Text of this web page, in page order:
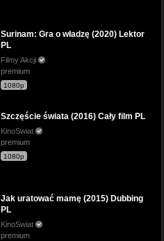
Surinam: Gra o władzę (2020) Lektor
PL
Filmy Akcji
premium
1080p
Szczęście świata (2016) Cały film PL
KinoSwiat
premium
1080p
Jak uratować mamę (2015) Dubbing
PL
KinoSwiat
premium